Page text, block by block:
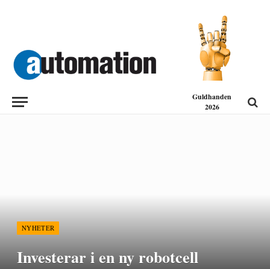
Guldhanden
2026
NYHETER
Investerar i en ny robotcell